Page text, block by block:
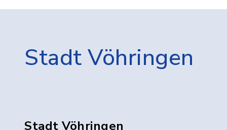
Stadt Vöhringen
Stadt Vöhringen